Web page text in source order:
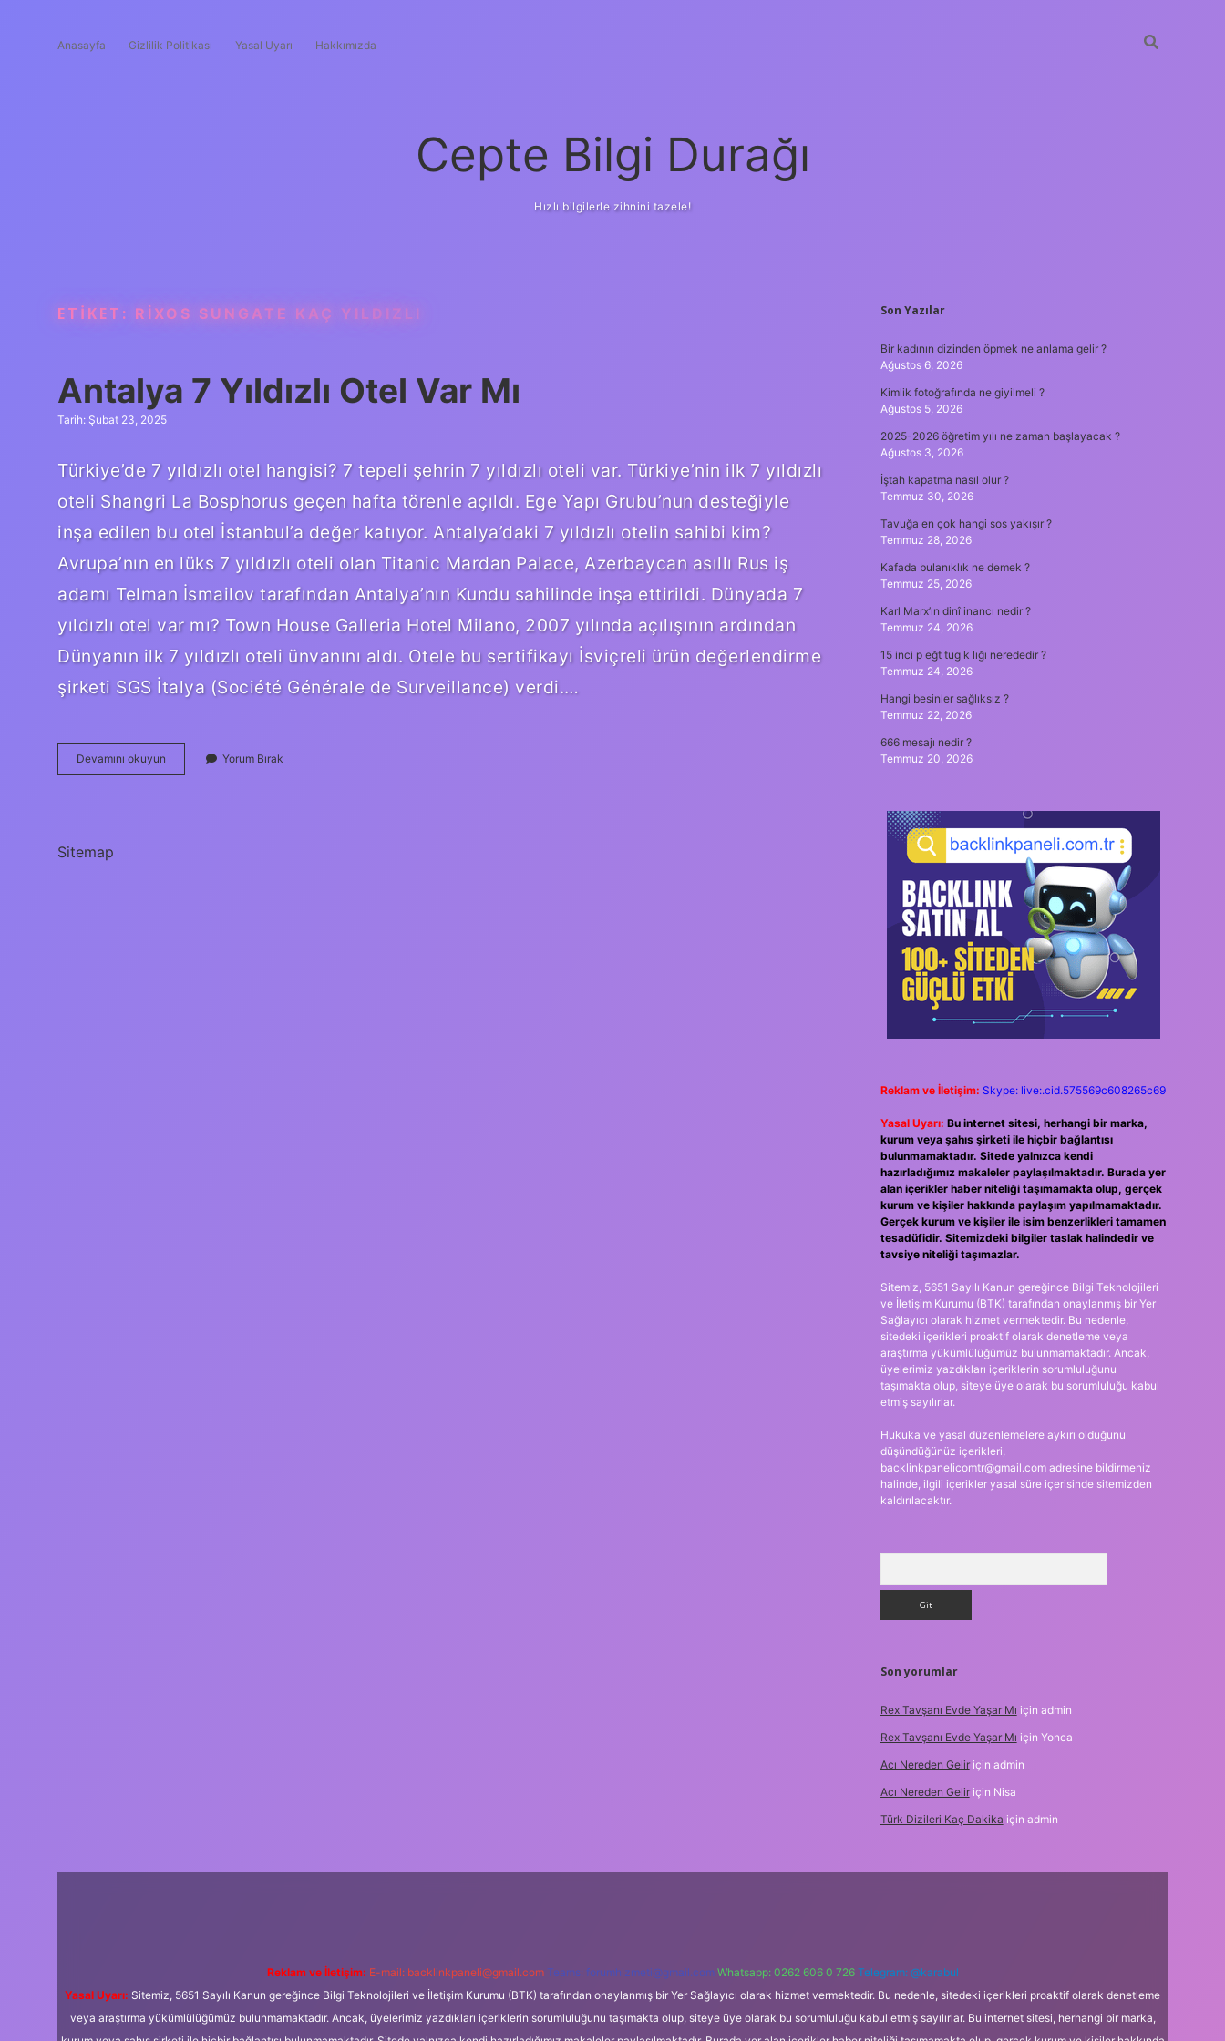
Anasayfa Gizlilik Politikası Yasal Uyarı Hakkımızda
Cepte Bilgi Durağı
Hızlı bilgilerle zihnini tazele!
ETIKET: RIXOS SUNGATE KAÇ YILDIZLI
Antalya 7 Yıldızlı Otel Var Mı
Tarih: Şubat 23, 2025
Türkiye’de 7 yıldızlı otel hangisi? 7 tepeli şehrin 7 yıldızlı oteli var. Türkiye’nin ilk 7 yıldızlı
oteli Shangri La Bosphorus geçen hafta törenle açıldı. Ege Yapı Grubu’nun desteğiyle
inşa edilen bu otel İstanbul’a değer katıyor. Antalya’daki 7 yıldızlı otelin sahibi kim?
Avrupa’nın en lüks 7 yıldızlı oteli olan Titanic Mardan Palace, Azerbaycan asıllı Rus iş
adamı Telman İsmailov tarafından Antalya’nın Kundu sahilinde inşa ettirildi. Dünyada 7
yıldızlı otel var mı? Town House Galleria Hotel Milano, 2007 yılında açılışının ardından
Dünyanın ilk 7 yıldızlı oteli ünvanını aldı. Otele bu sertifikayı İsviçreli ürün değerlendirme
şirketi SGS İtalya (Société Générale de Surveillance) verdi.…
Devamını okuyun
7
Yorum Bırak
Sitemap
SIDEBAR
Son Yazılar
Bir kadının dizinden öpmek ne anlama gelir ?
Ağustos 6, 2026
Kimlik fotoğrafında ne giyilmeli ?
Ağustos 5, 2026
2025-2026 öğretim yılı ne zaman başlayacak ?
Ağustos 3, 2026
İştah kapatma nasıl olur ?
Temmuz 30, 2026
Tavuğa en çok hangi sos yakışır ?
Temmuz 28, 2026
Kafada bulanıklık ne demek ?
Temmuz 25, 2026
Karl Marx’ın dinî inancı nedir ?
Temmuz 24, 2026
15 inci p eğt tug k lığı nerededir ?
Temmuz 24, 2026
Hangi besinler sağlıksız ?
Temmuz 22, 2026
666 mesajı nedir ?
Temmuz 20, 2026
Reklam ve İletişim: Skype: live:.cid.575569c608265c69
Yasal Uyarı: Bu internet sitesi, herhangi bir marka,
kurum veya şahıs şirketi ile hiçbir bağlantısı
bulunmamaktadır. Sitede yalnızca kendi
hazırladığımız makaleler paylaşılmaktadır. Burada yer
alan içerikler haber niteliği taşımamakta olup, gerçek
kurum ve kişiler hakkında paylaşım yapılmamaktadır.
Gerçek kurum ve kişiler ile isim benzerlikleri tamamen
tesadüfidir. Sitemizdeki bilgiler taslak halindedir ve
tavsiye niteliği taşımazlar.
Sitemiz, 5651 Sayılı Kanun gereğince Bilgi Teknolojileri
ve İletişim Kurumu (BTK) tarafından onaylanmış bir Yer
Sağlayıcı olarak hizmet vermektedir. Bu nedenle,
sitedeki içerikleri proaktif olarak denetleme veya
araştırma yükümlülüğümüz bulunmamaktadır. Ancak,
üyelerimiz yazdıkları içeriklerin sorumluluğunu
taşımakta olup, siteye üye olarak bu sorumluluğu kabul
etmiş sayılırlar.
Hukuka ve yasal düzenlemelere aykırı olduğunu
düşündüğünüz içerikleri,
backlinkpanelicomtr@gmail.comadresine bildirmeniz
halinde, ilgili içerikler yasal süre içerisinde sitemizden
kaldırılacaktır.
Son yorumlar
Rex Tavşanı Evde Yaşar Mı için admin
Rex Tavşanı Evde Yaşar Mı için Yonca
Acı Nereden Geliriçin admin
Acı Nereden Geliriçin Nisa
Türk Dizileri Kaç Dakika için admin
Reklam ve İletişim: E-mail: backlinkpaneli@gmail.com Teams: forumhizmeti@gmail.com Whatsapp: 0262 606 0 726 Telegram: @karabul
Yasal Uyarı: Sitemiz, 5651 Sayılı Kanun gereğince Bilgi Teknolojileri ve İletişim Kurumu (BTK) tarafından onaylanmış bir Yer Sağlayıcı olarak hizmet vermektedir. Bu nedenle, sitedeki içerikleri proaktif olarak denetleme
veya araştırma yükümlülüğümüz bulunmamaktadır. Ancak, üyelerimiz yazdıkları içeriklerin sorumluluğunu taşımakta olup, siteye üye olarak bu sorumluluğu kabul etmiş sayılırlar. Bu internet sitesi, herhangi bir marka,